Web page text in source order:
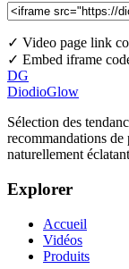
✓ Video page link
✓ Embed iframe
DG
DiodioGlow
Sélection des
recommandations
naturellement
Explorer
Accueil
Vidéos
Produits